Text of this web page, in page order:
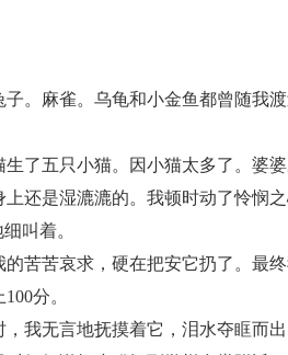
。麻雀。乌龟和小金鱼都曾随我
了五只小猫。因小猫太多了。婆
还是湿漉漉的。我顿时动了怜悯
叫着。
苦苦哀求，硬在把安它扔了。最
分。
我无言地抚摸着它，泪水夺眶而出